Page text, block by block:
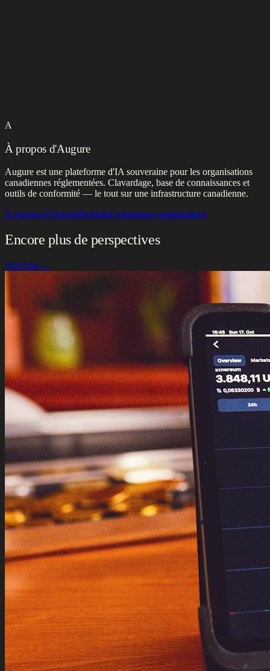
A
À propos d'Augure
Augure est une plateforme d'IA souveraine pour les organisations
canadiennes réglementées. Clavardage, base de connaissances et
outils de conformité — le tout sur une infrastructure canadienne.
À propos d'AugureProduitsCommencer gratuitement
Encore plus de perspectives
Voir tout →